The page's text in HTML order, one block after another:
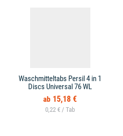
Waschmitteltabs Persil 4 in 1
Discs Universal 76 WL
15,18 €
0,22 € /